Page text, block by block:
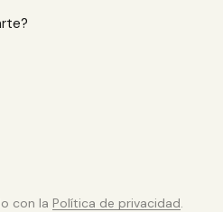
con la Política de privacidad.